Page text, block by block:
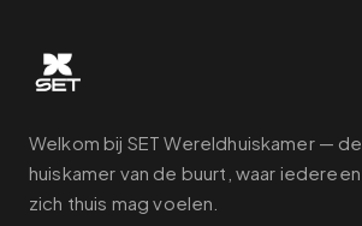
Welkom bij SET Wereldhuiskamer — de
huiskamer van de buurt, waar iedereen
zich thuis mag voelen.